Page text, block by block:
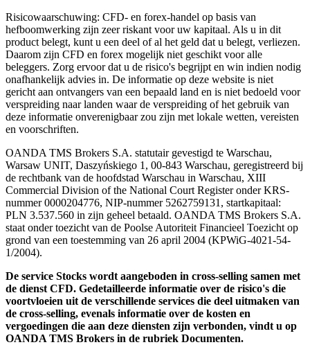
Risicowaarschuwing: CFD- en forex-handel op basis van
hefboomwerking zijn zeer riskant voor uw kapitaal. Als u in dit
product belegt, kunt u een deel of al het geld dat u belegt, verliezen.
Daarom zijn CFD en forex mogelijk niet geschikt voor alle
beleggers. Zorg ervoor dat u de risico's begrijpt en win indien nodig
onafhankelijk advies in. De informatie op deze website is niet
gericht aan ontvangers van een bepaald land en is niet bedoeld voor
verspreiding naar landen waar de verspreiding of het gebruik van
deze informatie onverenigbaar zou zijn met lokale wetten, vereisten
en voorschriften.
OANDA TMS Brokers S.A. statutair gevestigd te Warschau,
Warsaw UNIT, Daszyńskiego 1, 00-843 Warschau, geregistreerd bij
de rechtbank van de hoofdstad Warschau in Warschau, XIII
Commercial Division of the National Court Register onder KRS-
nummer 0000204776, NIP-nummer 5262759131, startkapitaal:
PLN 3.537.560 in zijn geheel betaald. OANDA TMS Brokers S.A.
staat onder toezicht van de Poolse Autoriteit Financieel Toezicht op
grond van een toestemming van 26 april 2004 (KPWiG-4021-54-
1/2004).
De service Stocks wordt aangeboden in cross-selling samen met
de dienst CFD. Gedetailleerde informatie over de risico's die
voortvloeien uit de verschillende services die deel uitmaken van
de cross-selling, evenals informatie over de kosten en
vergoedingen die aan deze diensten zijn verbonden, vindt u op
OANDA TMS Brokers in de rubriek Documenten.